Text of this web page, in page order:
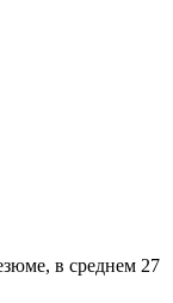
в среднем 27